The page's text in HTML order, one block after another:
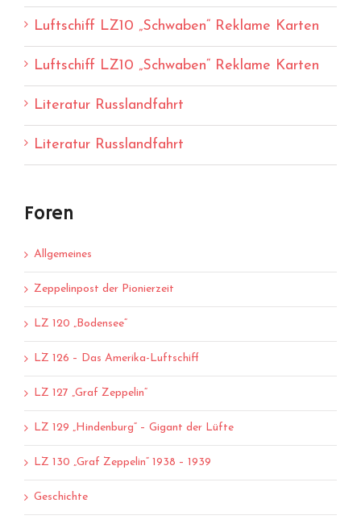
Luftschiff LZ10 „Schwaben“ Reklame Karten
Luftschiff LZ10 „Schwaben“ Reklame Karten
Literatur Russlandfahrt
Literatur Russlandfahrt
Foren
Allgemeines
Zeppelinpost der Pionierzeit
LZ 120 „Bodensee“
LZ 126 – Das Amerika-Luftschiff
LZ 127 „Graf Zeppelin“
LZ 129 „Hindenburg“ – Gigant der Lüfte
LZ 130 „Graf Zeppelin“ 1938 – 1939
Geschichte